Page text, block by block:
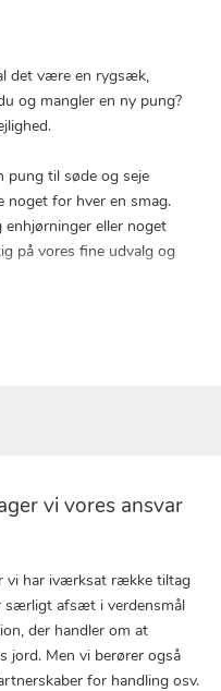
det være en rygsæk,
og mangler en ny pung?
pung til søde og seje
noget for hver en smag.
eller noget
på vores fine udvalg og
vi vores ansvar
vi har iværksat række tiltag
særligt afsæt i verdensmål
der handler om at
jord. Men vi berører også
for handling osv.